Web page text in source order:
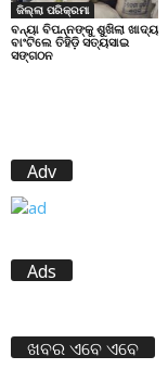
ଜିଲ୍ଲା ପରିକ୍ରମା
ବନ୍ୟା ବିପନ୍ନଙ୍କୁ ଶୁଖିଲା ଖାଦ୍ୟ
ବାଂଟିଲେ ତିହିଡି଼ ସତ୍ୟସାଇ
ସଙ୍ଗଠନ
Adv
Ads
ଖବର ଏବେ ଏବେ